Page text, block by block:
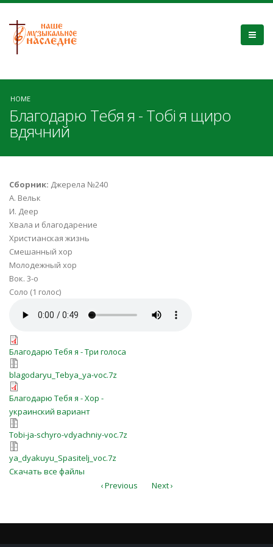
HOME
Благодарю Тебя я - Тобі я щиро
вдячний
Сборник: Джерела №240
А. Вельк
И. Деер
Хвала и благодарение
Христианская жизнь
Смешанный хор
Молодежный хор
Вок. 3-о
Соло (1 голос)
Благодарю Тебя я.mp3
blagodaryu_Tebya_ya-voc.pdf
Благодарю Тебя я - Три голоса
blagodaryu_Tebya_ya-voc.7z
blagodaryu_Tebya_ya-voc.7z
blagodaryu-Tebya-ya-ukr.pdf
Благодарю Тебя я - Хор -
украинский вариант
Tobi-ja-schyro-vdyachniy-voc.7z
Tobi-ja-schyro-vdyachniy-voc.7z
ya_dyakuyu_Spasitelj_voc.7z
ya_dyakuyu_Spasitelj_voc.7z
Скачать все файлы
‹ Previous
Next ›